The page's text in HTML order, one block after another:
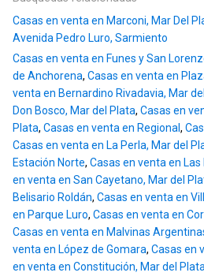
Casas en venta en Marconi, Mar Del
Avenida Pedro Luro, Sarmiento
Casas en venta en Funes y San
de Anchorena, Casas en venta en
venta en Bernardino Rivadavia, Mar
Don Bosco, Mar del Plata, Casas en
Plata, Casas en venta en Regional,
Casas en venta en La Perla, Mar del
Estación Norte, Casas en venta en
en venta en San Cayetano, Mar del
Belisario Roldán, Casas en venta en
en Parque Luro, Casas en venta en
Casas en venta en Malvinas
venta en López de Gomara, Casas en
en venta en Constitución, Mar del